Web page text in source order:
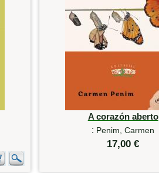
A corazón aberto
: Penim, Carmen
17,00 €